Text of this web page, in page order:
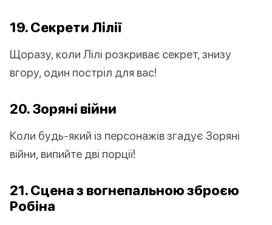
19. Секрети Лілії
Щоразу, коли Лілі розкриває секрет, знизу
вгору, один постріл для вас!
20. Зоряні війни
Коли будь-який із персонажів згадує Зоряні
війни, випийте дві порції!
21. Сцена з вогнепальною зброєю
Робіна